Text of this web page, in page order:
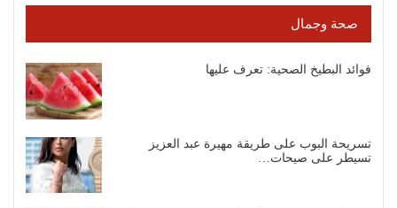
صحة وجمال
فوائد البطيخ الصحية: تعرف عليها
تسريحة البوب على طريقة مهيرة عبد العزيز
تسيطر على صيحات…